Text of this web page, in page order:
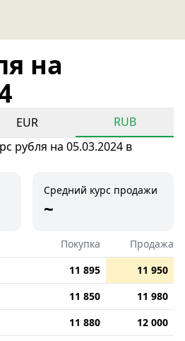
на
EUR
RUB
рубля на 05.03.2024 в
Средний курс продажи
~
Покупка
Продажа
11 895
11 950
11 850
11 980
11 880
12 000